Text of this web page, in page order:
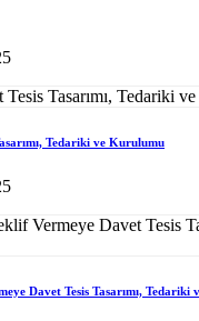
Tedariki ve Kurulumu
Davet Tesis Tasarımı, Tedariki